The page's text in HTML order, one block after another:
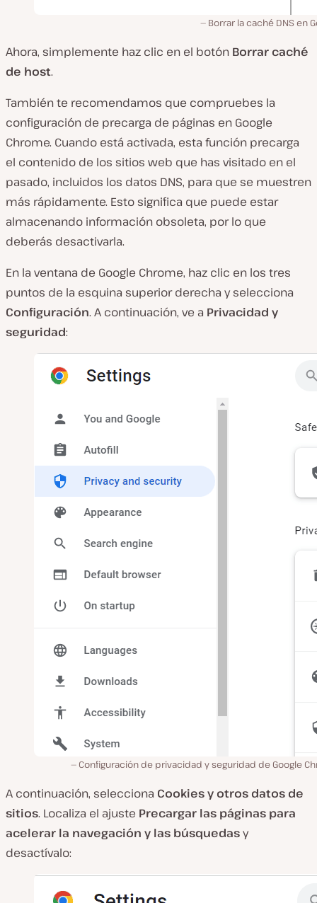
Borrar la caché DNS en
Ahora, simplemente haz clic en el botón Borrar caché
de host.
También te recomendamos que compruebes la
configuración de precarga de páginas en Google
Chrome. Cuando está activada, esta función precarga
el contenido de los sitios web que has visitado en el
pasado, incluidos los datos DNS, para que se muestren
más rápidamente. Esto significa que puede estar
almacenando información obsoleta, por lo que
deberás desactivarla.
En la ventana de Google Chrome, haz clic en los tres
puntos de la esquina superior derecha y selecciona
Configuración. A continuación, ve a Privacidad y
seguridad:
Configuración de privacidad y seguridad de Google
A continuación, selecciona Cookies y otros datos de
sitios. Localiza el ajuste Precargar las páginas para
acelerar la navegación y las búsquedasy
desactívalo: